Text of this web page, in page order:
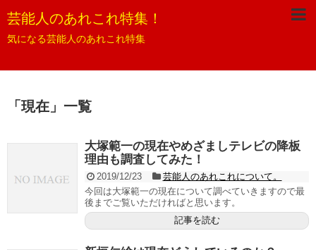
芸能人のあれこれ特集！
気になる芸能人のあれこれ特集
「 現在 」 一覧
大塚範一の現在やめざましテレビの降板
理由も調査してみた！
2019/12/23
芸能人のあれこれについて。
今回は大塚範一の現在について調べていきますので最
後までご覧いただければと思います。
記事を読む